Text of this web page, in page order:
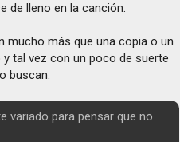
de lleno en la canción.
mucho más que una copia o un
tal vez con un poco de suerte
buscan.
variado para pensar que no